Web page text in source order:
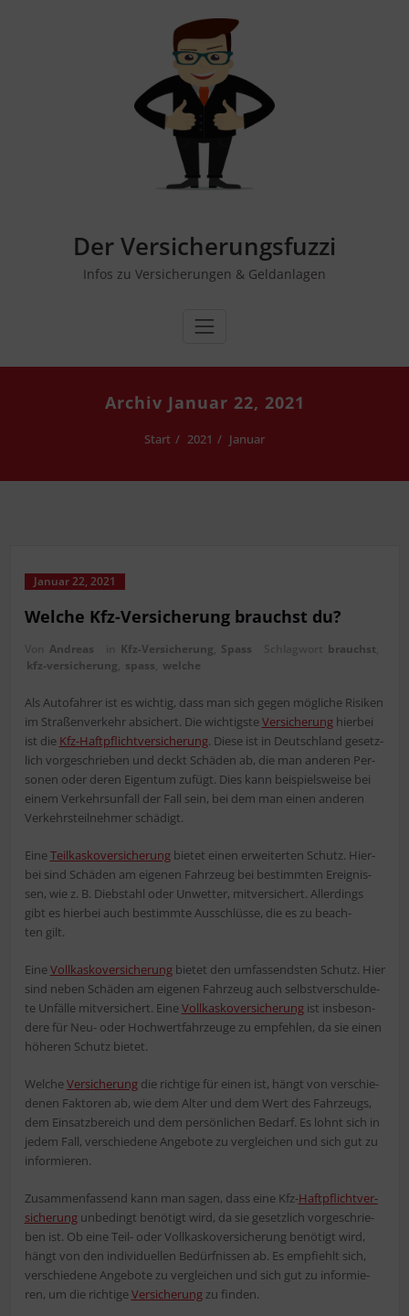
Der Versicherungsfuzzi
Infos zu Versicherungen & Geldanlagen
Archiv Januar 22, 2021
Start 2021 Januar
Januar 22, 2021
Wel­che Kfz-Ver­si­che­rung brauchst du?
Andreas Kfz-Versicherung Spass brauchst
kfz-versicherung spass wel­che
Als Auto­fah­rer ist es wich­tig, dass man sich gegen mög­li­che Risi­ken
im Stra­ßen­ver­kehr absi­chert. Die wich­tigs­teVer­si­che­runghier­bei
ist die Kfz-Haft­pflicht­ver­si­che­rung. Die­se ist in Deutsch­land gesetz­
lich vor­ge­schrie­ben und deckt Schä­den ab, die man ande­ren Per­
so­nen oder deren Eigen­tum zufügt. Dies kann bei­spiels­wei­se bei
einem Ver­kehrs­un­fall der Fall sein, bei dem man einen ande­ren
Ver­kehrs­teil­neh­mer schädigt.
EineTeil­kas­ko­ver­si­che­rungbie­tet einen erwei­ter­ten Schutz. Hier­
bei sind Schä­den am eige­nen Fahr­zeug bei bestimm­ten Ereig­nis­
sen, wie z. B. Dieb­stahl oder Unwet­ter, mit­ver­si­chert. Aller­dings
gibt es hier­bei auch bestimm­te Aus­schlüs­se, die es zu beach­
ten gilt.
EineVoll­kas­ko­ver­si­che­rungbie­tet den umfas­sends­ten Schutz. Hier
sind neben Schä­den am eige­nen Fahr­zeug auch selbst­ver­schul­de­
te Unfäl­le mit­ver­si­chert. EineVoll­kas­ko­ver­si­che­rungist ins­be­son­
de­re für Neu- oder Hoch­wert­fahr­zeu­ge zu emp­feh­len, da sie einen
höhe­ren Schutz bietet.
Wel­cheVer­si­che­rungdie rich­ti­ge für einen ist, hängt von ver­schie­
de­nen Fak­to­ren ab, wie dem Alter und dem Wert des Fahr­zeugs,
dem Ein­satz­be­reich und dem per­sön­li­chen Bedarf. Es lohnt sich in
jedem Fall, ver­schie­de­ne Ange­bo­te zu ver­glei­chen und sich gut zu
informieren.
Zusam­men­fas­send kann man sagen, dass eine Kfz-Haft­pflicht­ver­
si­che­rungunbe­dingt benö­tigt wird, da sie gesetz­lich vor­ge­schrie­
ben ist. Ob eine Teil- oder Voll­kas­ko­ver­si­che­rung benö­tigt wird,
hängt von den indi­vi­du­el­len Bedürf­nis­sen ab. Es emp­fiehlt sich,
ver­schie­de­ne Ange­bo­te zu ver­glei­chen und sich gut zu infor­mie­
ren, um die rich­ti­geVer­si­che­rungzu finden.